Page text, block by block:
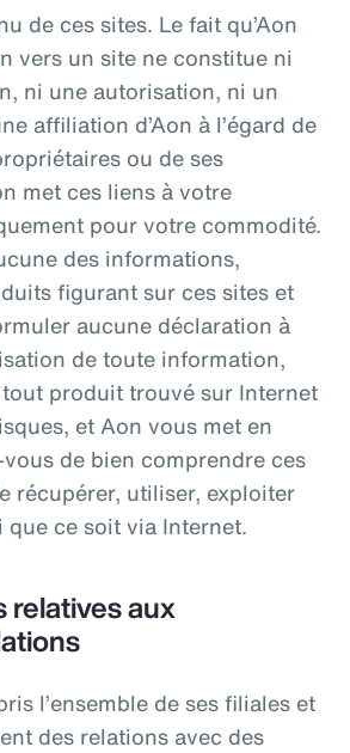
de ces sites. Le fait qu’Aon
vers un site ne constitue ni
ni une autorisation, ni un
affiliation d’Aon à l’égard de
ou de ses
met ces liens à votre
pour votre commodité.
des informations,
figurant sur ces sites et
aucune déclaration à
de toute information,
produit trouvé sur Internet
et Aon vous met en
de bien comprendre ces
récupérer, utiliser, exploiter
ce soit via Internet.
relatives aux
l’ensemble de ses filiales et
des relations avec des